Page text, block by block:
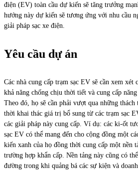
điện (EV) toàn cầu dự kiến sẽ tăng trưởng
hướng này dự kiến sẽ tương ứng với nhu cầu
giải pháp sạc xe điện.
Yêu cầu dự án
Các nhà cung cấp trạm sạc EV sẽ cần xem xét
khả năng chống chịu thời tiết và cung cấp
Theo đó, họ sẽ cần phải vượt qua những thách
thời khai thác giá trị bổ sung từ các trạm sạc
các giải pháp này cung cấp. Ví dụ: các ki-ốt
sạc EV có thể mang đến cho cộng đồng một
kiến xanh của họ đồng thời cung cấp một nền
trường hợp khẩn cấp. Nền tảng này cũng có
đường trong khi quảng bá các sự kiện và